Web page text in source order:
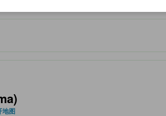
施服务等方面的水平参考。
地图